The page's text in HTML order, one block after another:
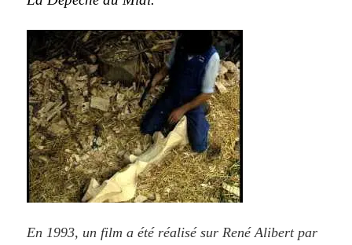
En 1993, un film a été réalisé sur René Alibert par